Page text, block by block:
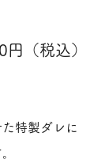
円（税込）
特製ダレに